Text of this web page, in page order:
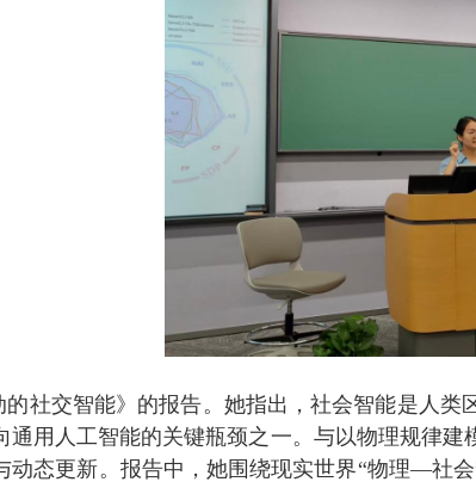
社交智能》的报告。她指出，社会智能是人
通用人工智能的关键瓶颈之一。与以物理规律
动态更新。报告中，她围绕现实世界“物理—社